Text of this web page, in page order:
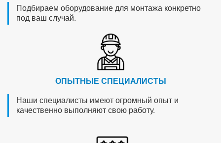
Подбираем оборудование для монтажа конкретно
под ваш случай.
ОПЫТНЫЕ СПЕЦИАЛИСТЫ
Наши специалисты имеют огромный опыт и
качественно выполняют свою работу.